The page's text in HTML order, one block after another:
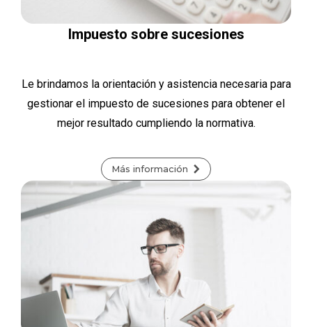
Impuesto sobre sucesiones
Le brindamos la orientación y asistencia necesaria para
gestionar el impuesto de sucesiones para obtener el
mejor resultado cumpliendo la normativa.
Más información